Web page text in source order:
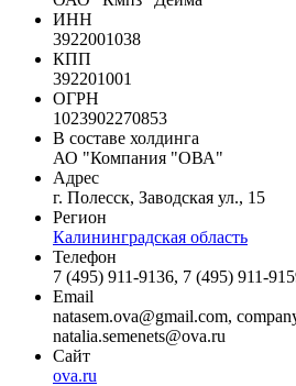
ИНН
3922001038
КПП
392201001
ОГРН
1023902270853
В составе холдинга
АО "Компания "ОВА"
Адрес
г. Полесск, Заводская ул., 15
Регион
Калининградская область
Телефон
7 (495) 911-9136, 7 (495) 911-
Email
natasem.ova@gmail.com,
natalia.semenets@ova.ru
Сайт
ova.ru